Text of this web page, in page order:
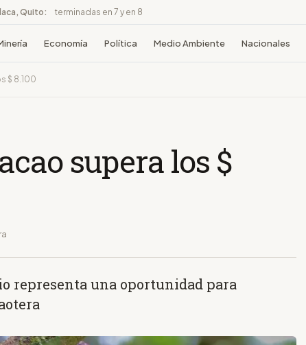
Quito: terminadas en 7 y en 8
Economía Política Medio Ambiente Nacionales
$ 8.100
supera los $
representa una oportunidad para